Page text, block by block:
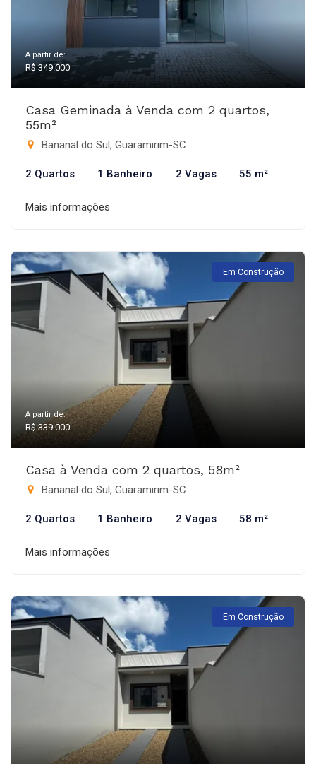
A partir de:
R$ 349.000
Casa Geminada à Venda com 2 quartos,
55m²
Bananal do Sul, Guaramirim-SC
2 Quartos 1 Banheiro 2 Vagas 55 m²
Mais informações
Em Construção
A partir de:
R$ 339.000
Casa à Venda com 2 quartos, 58m²
Bananal do Sul, Guaramirim-SC
2 Quartos 1 Banheiro 2 Vagas 58 m²
Mais informações
Em Construção